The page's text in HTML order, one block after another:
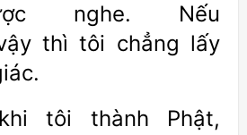
nghe. Nếu
thì tôi chẳng lấy
tôi thành Phật,